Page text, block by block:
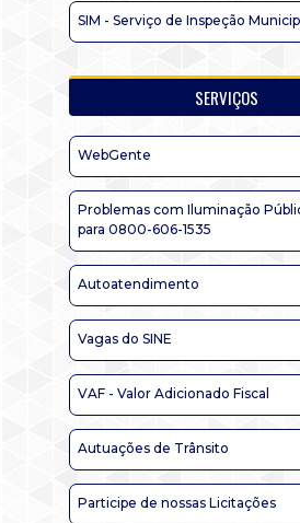
SIM - Serviço de Inspeção
SERVIÇOS
WebGente
Problemas com Iluminação
para 0800-606-1535
Autoatendimento
Vagas do SINE
VAF - Valor Adicionado Fiscal
Autuações de Trânsito
Participe de nossas Licitações